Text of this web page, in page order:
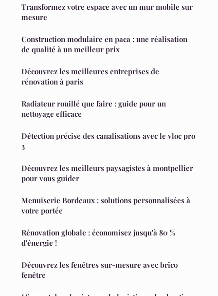
Transformez votre espace avec un mur mobile sur
mesure
Construction modulaire en paca : une réalisation
de qualité à un meilleur prix
Découvrez les meilleures entreprises de
rénovation à paris
Radiateur rouillé que faire : guide pour un
nettoyage efficace
Détection précise des canalisations avec le vloc pro
3
Découvrez les meilleurs paysagistes à montpellier
pour vous guider
Menuiserie Bordeaux : solutions personnalisées à
votre portée
Rénovation globale : économisez jusqu'à 80 %
d'énergie !
Découvrez les fenêtres sur-mesure avec brico
fenêtre